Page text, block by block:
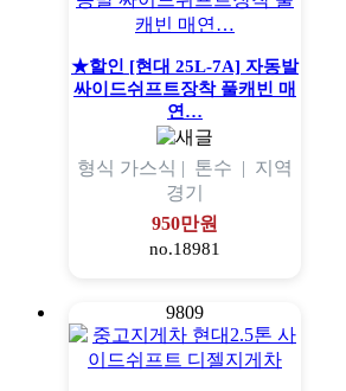
★할인 [현대 25L-7A] 자동발
싸이드쉬프트장착 풀캐빈 매
연…
형식 가스식 | 톤수 | 지역
경기
950만원
no.18981
9809